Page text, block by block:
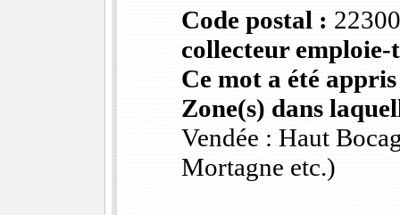
Code postal :
collecteur
Ce mot a été
Zone(s) dans
Vendée : Haut
Mortagne etc.)